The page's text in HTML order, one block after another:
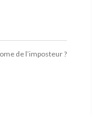
de l’imposteur ?